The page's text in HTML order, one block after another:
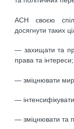
АСН своєю
досягнути таких
— захищати та
права та інтереси;
— зміцнювати мир
—
— зміцнювати та